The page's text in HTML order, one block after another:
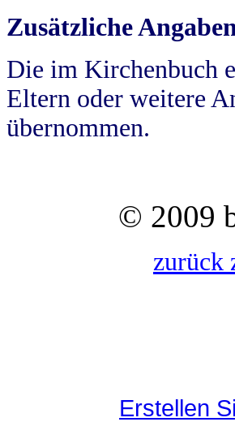
Zusätzliche
Die im Kirchenbuch
Eltern oder weitere
übernommen.
© 2009
zurück
Erstellen